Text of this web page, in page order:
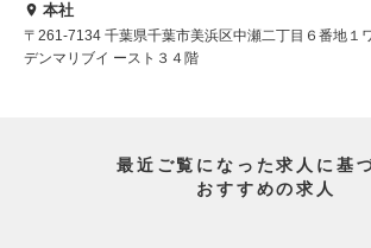
本社
〒261-7134 千葉県千葉市美浜区中瀬二丁目６番地１
デンマリブイ ースト３４階
最近ご覧になった求人に基
おすすめの求人